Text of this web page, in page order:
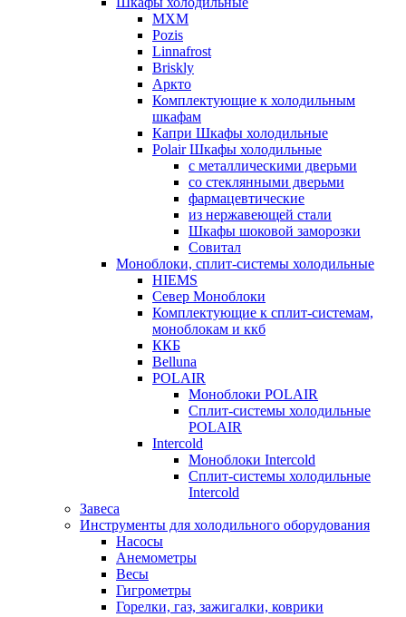
МХМ
Pozis
Linnafrost
Briskly
Аркто
Комплектующие к холодильным
шкафам
Капри Шкафы холодильные
Polair Шкафы холодильные
с металлическими дверьми
со стеклянными дверьми
фармацевтические
из нержавеющей стали
Шкафы шоковой заморозки
Совитал
Моноблоки, сплит-системы холодильные
HIEMS
Север Моноблоки
Комплектующие к сплит-системам,
моноблокам и ккб
ККБ
Belluna
POLAIR
Моноблоки POLAIR
Сплит-системы холодильные
POLAIR
Intercold
Моноблоки Intercold
Сплит-системы холодильные
Intercold
Завеса
Инструменты для холодильного оборудования
Насосы
Анемометры
Весы
Гигрометры
Горелки, газ, зажигалки, коврики